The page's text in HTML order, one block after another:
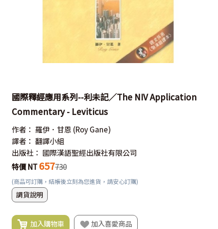
國際釋經應用系列--利未記／The NIV Application
Commentary - Leviticus
作者： 羅伊．甘恩 (Roy Gane)
譯者： 翻譯小組
出版社： 國際漢語聖經出版社有限公司
特價 NT 657730
(商品可訂購，結帳後立刻為您進貨，請安心訂購)
調貨說明
加入購物車 加入喜愛商品